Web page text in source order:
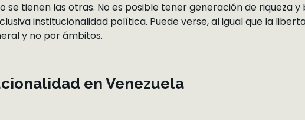
se tienen las otras. No es posible tener generación de riqueza
institucionalidad política. Puede verse, al igual que la
y no por ámbitos.
en Venezuela